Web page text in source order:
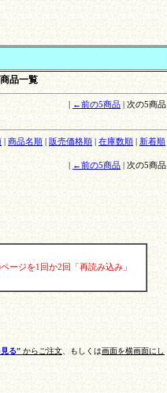
品一覧
←前の5商品 | 次の5商品 |
商品名順 販売価格順 在庫数順 新着順
←前の5商品 | 次の5商品 |
ージを1回か2回「再読み込み」
る” からご注文 、もしくは画面を横画面にし